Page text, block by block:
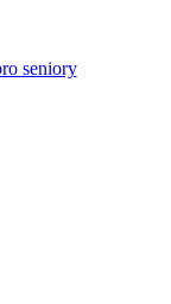
seniory